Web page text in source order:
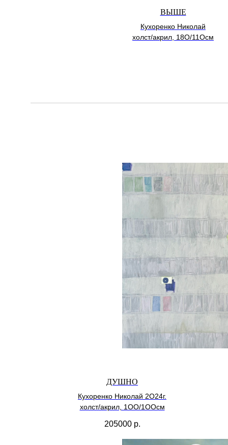
ВЫШЕ
Кухоренко Николай
холст/акрил, 18О/11Осм
ДУШНО
Кухоренко Николай 2О24г.
холст/акрил, 1ОО/1ООсм
205000 р.